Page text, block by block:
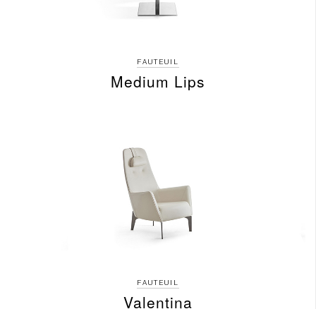
FAUTEUIL
Medium Lips
FAUTEUIL
Valentina